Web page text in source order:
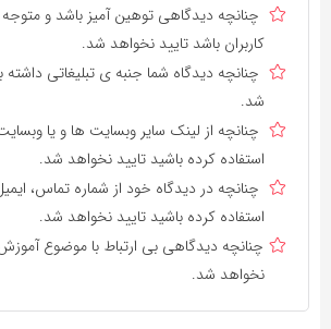
چنانچه دیدگاهی توهین آمیز باشد و متوجه
کاربران باشد تایید نخواهد شد.
چنانچه دیدگاه شما جنبه ی تبلیغاتی داشته
شد.
چنانچه از لینک سایر وبسایت ها و یا
استفاده کرده باشید تایید نخواهد شد.
چنانچه در دیدگاه خود از شماره تماس،
استفاده کرده باشید تایید نخواهد شد.
چنانچه دیدگاهی بی ارتباط با موضوع
نخواهد شد.